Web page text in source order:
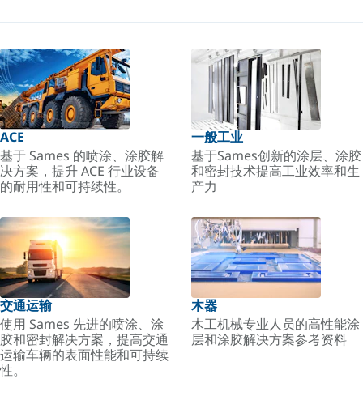
ACE
基于 Sames 的喷涂、涂胶解
决方案，提升 ACE 行业设备
的耐用性和可持续性。
一般工业
基于Sames创新的涂层、涂胶
和密封技术提高工业效率和生
产力
交通运输
使用 Sames 先进的喷涂、涂
胶和密封解决方案，提高交通
运输车辆的表面性能和可持续
性。
木器
木工机械专业人员的高性能涂
层和涂胶解决方案参考资料